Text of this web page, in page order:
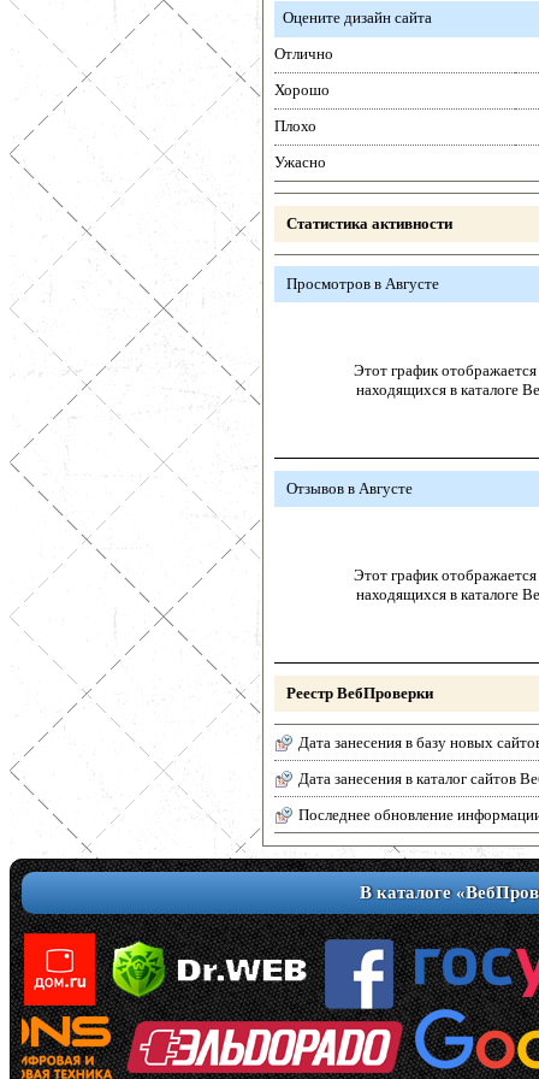
Оцените дизайн сайта
Отлично
Хорошо
Плохо
Ужасно
Статистика активности
Просмотров в Августе
Этот график отображается
находящихся в каталоге
Отзывов в Августе
Этот график отображается
находящихся в каталоге
Реестр ВебПроверки
Дата занесения в базу новых
Дата занесения в каталог сайтов
Последнее обновление
В каталоге